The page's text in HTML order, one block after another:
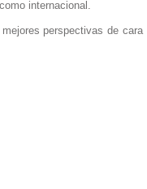
internacional.
perspectivas de cara